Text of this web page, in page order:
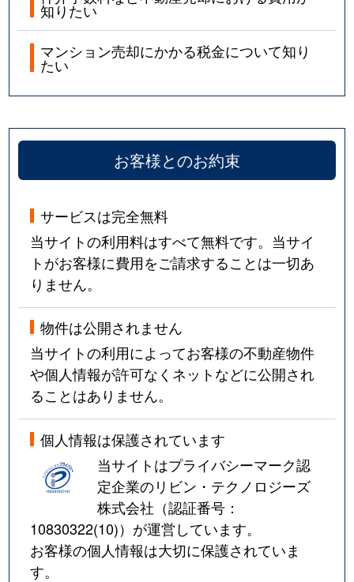
知りたい
マンション売却にかかる税金について知り
たい
お客様とのお約束
サービスは完全無料
当サイトの利用料はすべて無料です。当サイ
トがお客様に費用をご請求することは一切あ
りません。
物件は公開されません
当サイトの利用によってお客様の不動産物件
や個人情報が許可なくネットなどに公開され
ることはありません。
個人情報は保護されています
当サイトはプライバシーマーク認
定企業のリビン・テクノロジーズ
株式会社（認証番号：
10830322(10)）が運営しています。
お客様の個人情報は大切に保護されていま
す。